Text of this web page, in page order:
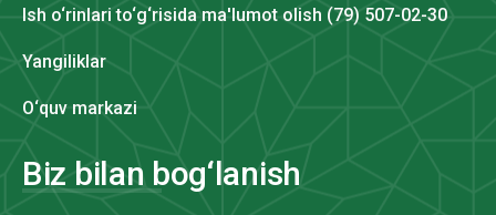
Ish o‘rinlari to‘g‘risida ma'lumot olish (79) 507-02-30
Yangiliklar
O‘quv markazi
Biz bilan bog‘lanish